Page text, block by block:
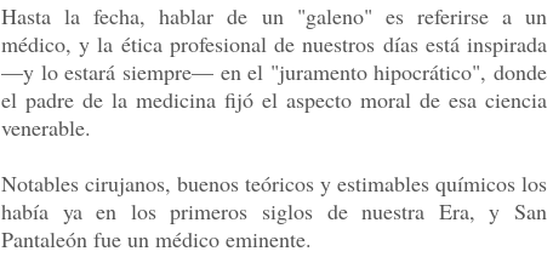
Hasta la fecha, hablar de un "galeno" es referirse a un
médico, y la ética profesional de nuestros días está inspirada
—y lo estará siempre— en el "juramento hipocrático", donde
el padre de la medicina fijó el aspecto moral de esa ciencia
venerable.
Notables cirujanos, buenos teóricos y estimables químicos los
había ya en los primeros siglos de nuestra Era, y San
Pantaleón fue un médico eminente.